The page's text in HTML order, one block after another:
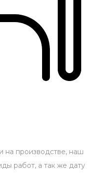
на производстве, наш
работ, а так же дату